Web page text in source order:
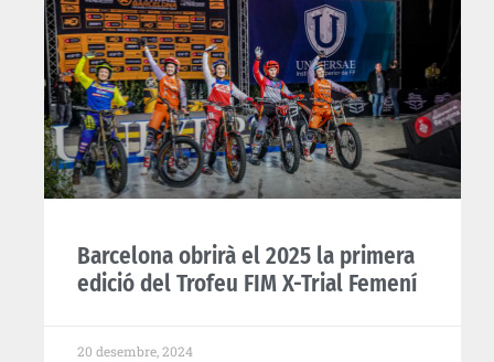
Barcelona obrirà el 2025 la primera
edició del Trofeu FIM X-Trial Femení
20 desembre, 2024